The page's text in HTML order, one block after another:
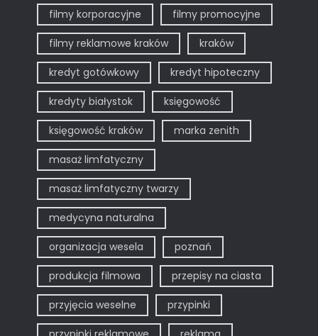
filmy korporacyjne filmy promocyjne
filmy reklamowe kraków kraków
kredyt gotówkowy kredyt hipoteczny
kredyty białystok księgowość
księgowość kraków marka zenith
masaż limfatyczny
masaż limfatyczny twarzy
medycyna naturalna
organizacja wesela poznań
produkcja filmowa przepisy na ciasta
przyjęcia weselne przypinki